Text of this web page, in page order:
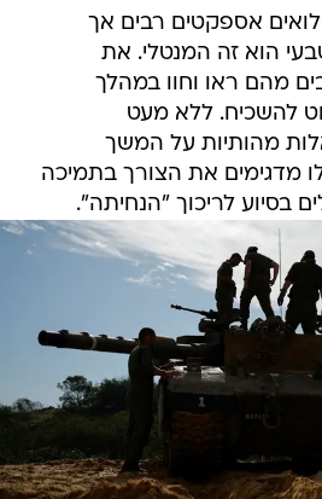
אספקטים רבים אך
הוא זה המנטלי. את
מהם ראו וחוו במהלך
להשכיח. ללא מעט
מהותיות על המשך
מדגימים את הצורך בתמיכה
בסיוע לריכוך "הנחיתה".